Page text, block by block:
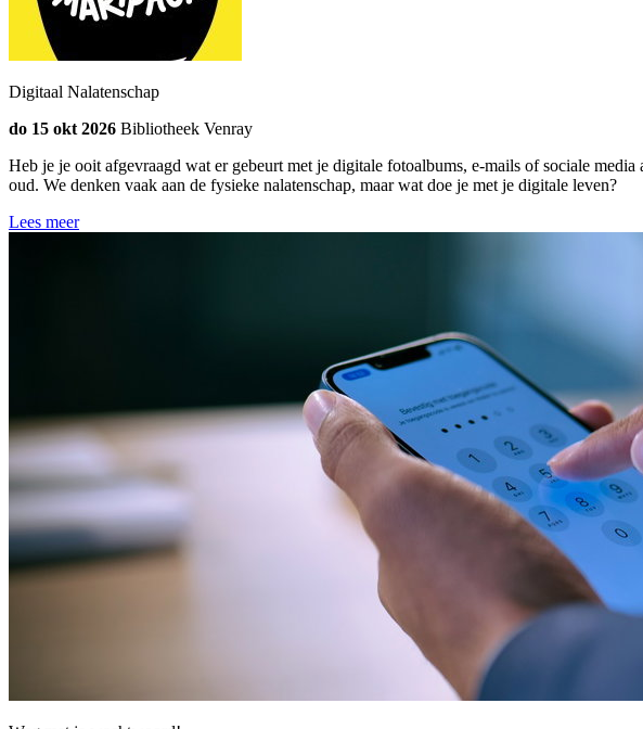
Digitaal Nalatenschap
do 15 okt 2026 Bibliotheek Venray
Heb je je ooit afgevraagd wat er gebeurt met je digitale fotoalbums, e-mails of sociale
oud. We denken vaak aan de fysieke nalatenschap, maar wat doe je met je digitale leven?
Lees meer